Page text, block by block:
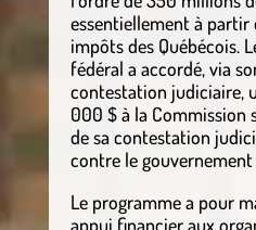
essentiellement à partir
impôts des Québécois.
fédéral a accordé, via
contestation judiciaire,
000 $ à la Commission
de sa contestation
contre le gouvernement
Le programme a pour
appui financier aux